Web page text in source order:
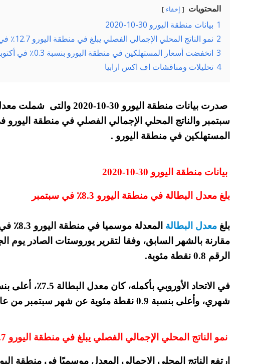
المحتويات إخفاء
1 بيانات منطقة اليورو 30-10-2020
2 نمو الناتج المحلي الإجمالي الفصلي يبلغ في منطقة اليورو 12.7٪ في الربع الثالث
3 انخفضت أسعار المستهلكين في منطقة اليورو بنسبة 0.3٪ في أكتوبر
4 تحليلات ومناقشات اف اكس ارابيا
صدرت بيانات منطقة اليورو 30-
سبتمبر والناتج المحلي الإجمالي الفصلي في منطقة اليورو
المستهلكين في منطقة اليورو .
بيانات منطقة اليورو 30-10-2020
بلغ معدل البطالة في منطقة اليورو 8.3٪ في سبتمبر
بلغ معدل البطالة
مقارنة بالشهر السابق، وفقا لتقرير يوروستات الصادر
الرقم 0.8 نقطة مئوية.
شهري، وأعلى بنسبة 0.9 نقطة مئوية عن شهر سبتمبر من عام 2019.
نمو الناتج المحلي الإجمالي الفصلي يبلغ في منطقة اليورو 12.7٪ في الربع الثالث